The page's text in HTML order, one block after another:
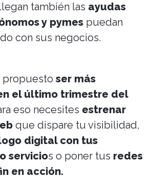
también las ayudas
y pymes puedan
con sus negocios.
propuesto ser más
el último trimestre del
eso necesites estrenar
que dispare tu visibilidad,
digital con tus
servicios o poner tus redes
en acción.